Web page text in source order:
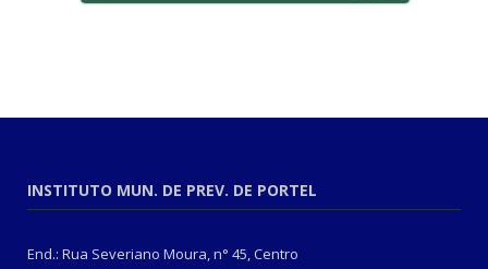
INSTITUTO MUN. DE PREV. DE PORTEL
End.: Rua Severiano Moura, n° 45, Centro